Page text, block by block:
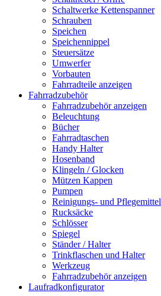
Schaltwerke Kettenspanner
Schrauben
Speichen
Speichennippel
Steuersätze
Umwerfer
Vorbauten
Fahrradteile anzeigen
Fahrradzubehör
Fahrradzubehör anzeigen
Beleuchtung
Bücher
Fahrradtaschen
Handy Halter
Hosenband
Klingeln / Glocken
Mützen Kappen
Pumpen
Reinigungs- und Pflegemittel
Rucksäcke
Schlösser
Spiegel
Ständer / Halter
Trinkflaschen und Halter
Werkzeug
Fahrradzubehör anzeigen
Laufradkonfigurator